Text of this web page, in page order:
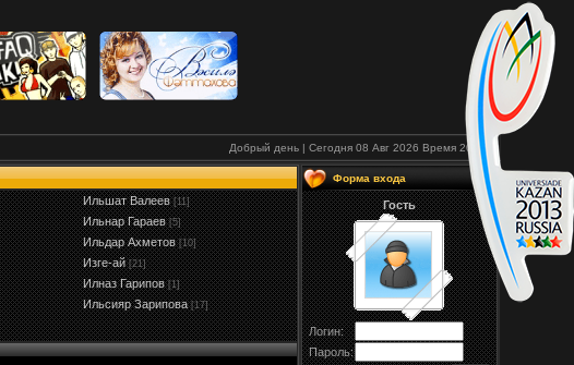
Добрый день | Сегодня 08 Авг 2026 Время 20:20
Ильшат Валеев [11]
Ильнар Гараев [5]
Ильдар Ахметов [10]
Изге-ай [21]
Илназ Гарипов [1]
Ильсияр Зарипова [17]
Форма входа
Гость
Логин:
Пароль: